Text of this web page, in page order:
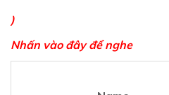
)
Nhấn vào đây để nghe